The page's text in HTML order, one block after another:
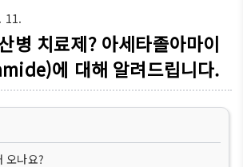
11.
병 치료제? 아세타졸아마이
에 대해 알려드립니다.
오나요?